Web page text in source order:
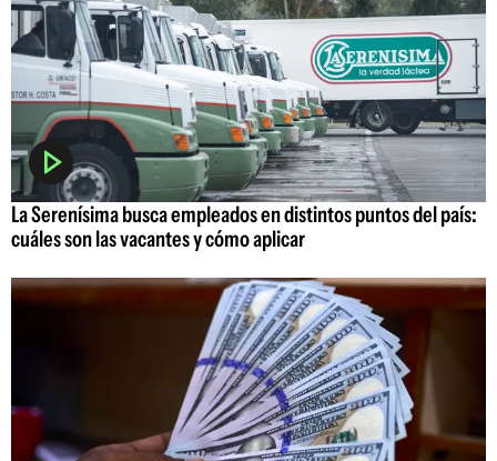
La Serenísima busca empleados en distintos puntos del país:
cuáles son las vacantes y cómo aplicar